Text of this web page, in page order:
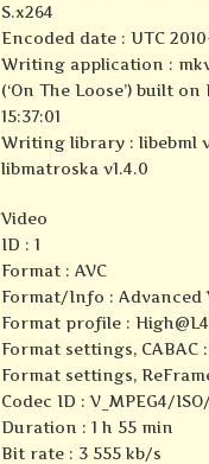
S.x264
Encoded date : UTC
Writing application :
(‘On The Loose’) built on
15:37:01
Writing library : libebml
libmatroska v1.4.0
Video
ID : 1
Format : AVC
Format/Info : Advanced
Format profile : High@L4
Format settings, CABAC :
Format settings,
Codec ID : V_MPEG4/
Duration : 1 h 55 min
Bit rate : 3 555 kb/s